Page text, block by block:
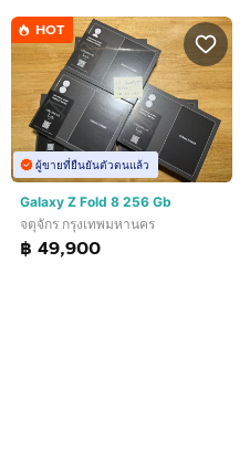
HOT
ผู้ขายที่ยืนยันตัวตนแล้ว
Galaxy Z Fold 8 256 Gb
จตุจักร กรุงเทพมหานคร
฿ 49,900